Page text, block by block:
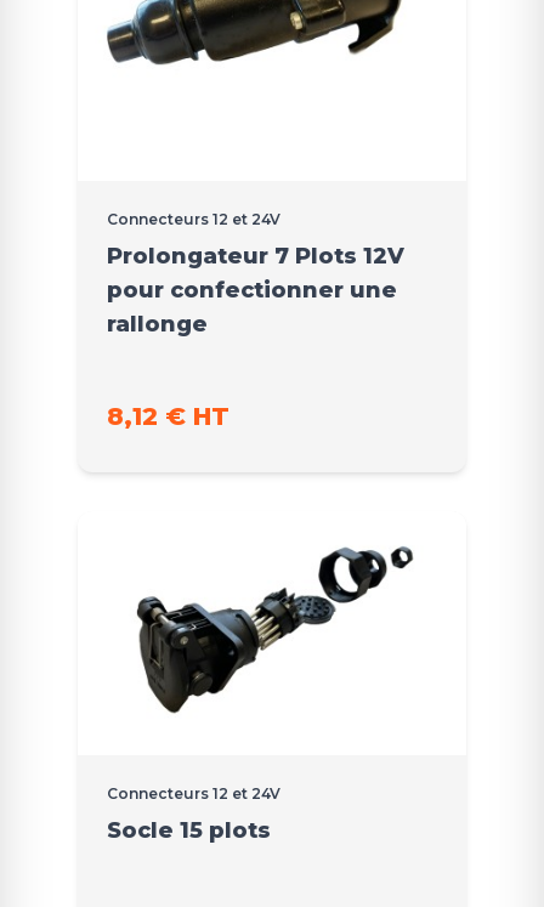
Connecteurs 12 et 24V
Prolongateur 7 Plots 12V
pour confectionner une
rallonge
8,12 € HT
Connecteurs 12 et 24V
Socle 15 plots